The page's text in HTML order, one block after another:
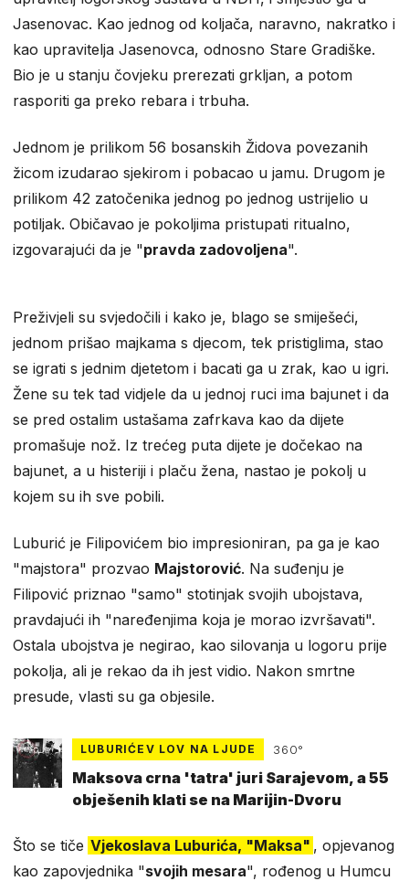
Jasenovac. Kao jednog od koljača, naravno, nakratko i
kao upravitelja Jasenovca, odnosno Stare Gradiške.
Bio je u stanju čovjeku prerezati grkljan, a potom
rasporiti ga preko rebara i trbuha.
Jednom je prilikom 56 bosanskih Židova povezanih
žicom izudarao sjekirom i pobacao u jamu. Drugom je
prilikom 42 zatočenika jednog po jednog ustrijelio u
potiljak. Običavao je pokoljima pristupati ritualno,
izgovarajući da je "pravda zadovoljena".
Preživjeli su svjedočili i kako je, blago se smiješeći,
jednom prišao majkama s djecom, tek pristiglima, stao
se igrati s jednim djetetom i bacati ga u zrak, kao u igri.
Žene su tek tad vidjele da u jednoj ruci ima bajunet i da
se pred ostalim ustašama zafrkava kao da dijete
promašuje nož. Iz trećeg puta dijete je dočekao na
bajunet, a u histeriji i plaču žena, nastao je pokolj u
kojem su ih sve pobili.
Luburić je Filipovićem bio impresioniran, pa ga je kao
"majstora" prozvao Majstorović. Na suđenju je
Filipović priznao "samo" stotinjak svojih ubojstava,
pravdajući ih "naređenjima koja je morao izvršavati".
Ostala ubojstva je negirao, kao silovanja u logoru prije
pokolja, ali je rekao da ih jest vidio. Nakon smrtne
presude, vlasti su ga objesile.
LUBURIĆEV LOV NA LJUDE 360°
Maksova crna 'tatra' juri Sarajevom, a 55
obješenih klati se na Marijin-Dvoru
Što se tiče Vjekoslava Luburića, "Maksa" , opjevanog
kao zapovjednika "svojih mesara", rođenog u Humcu